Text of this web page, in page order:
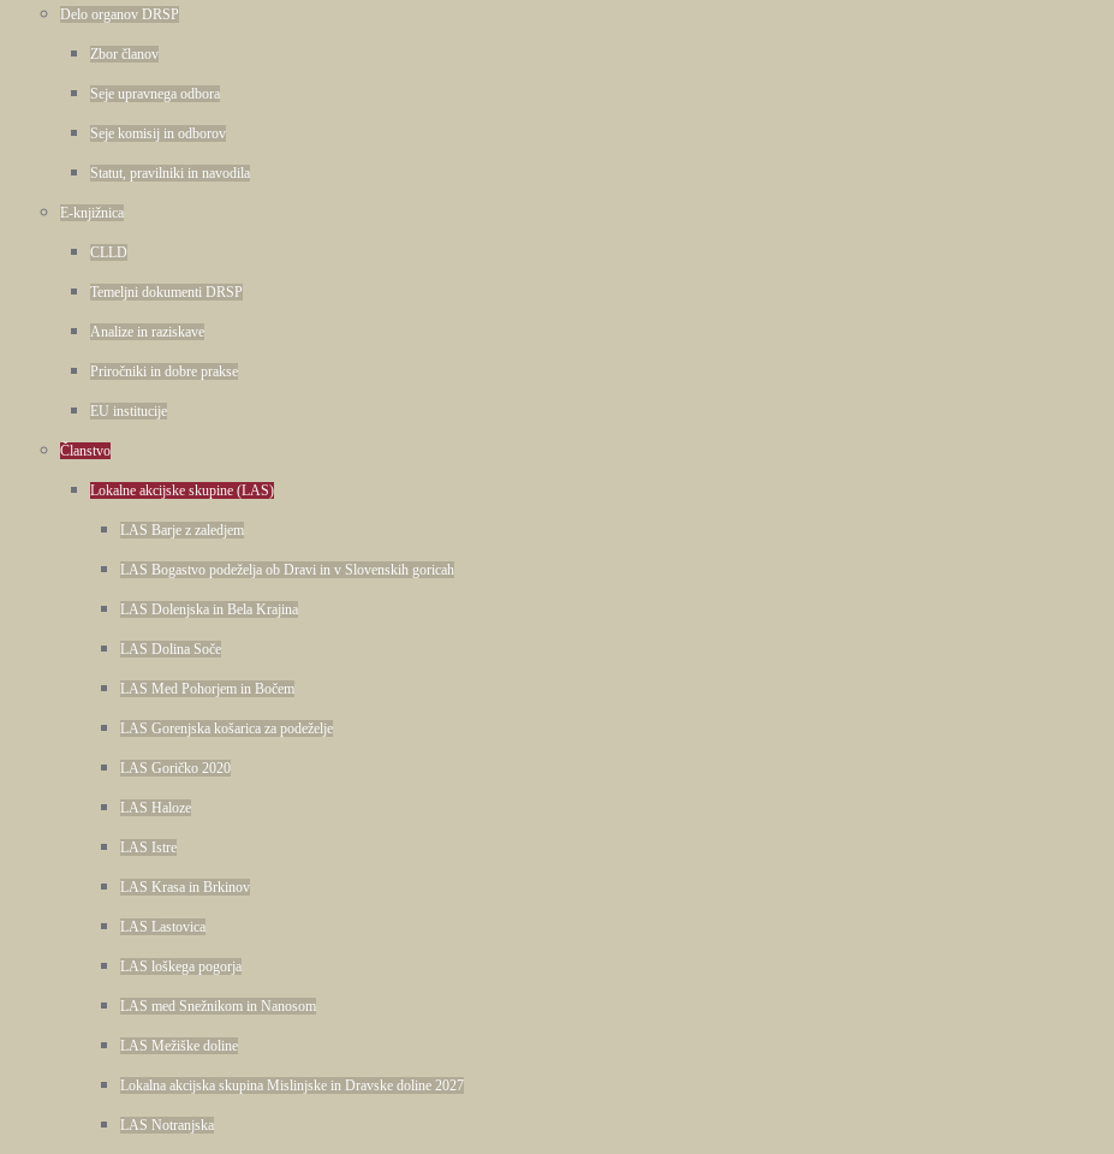
Delo organov DRSP
Zbor članov
Seje upravnega odbora
Seje komisij in odborov
Statut, pravilniki in navodila
E-knjižnica
CLLD
Temeljni dokumenti DRSP
Analize in raziskave
Priročniki in dobre prakse
EU institucije
Članstvo
Lokalne akcijske skupine (LAS)
LAS Barje z zaledjem
LAS Bogastvo podeželja ob Dravi in v Slovenskih goricah
LAS Dolenjska in Bela Krajina
LAS Dolina Soče
LAS Med Pohorjem in Bočem
LAS Gorenjska košarica za podeželje
LAS Goričko 2020
LAS Haloze
LAS Istre
LAS Krasa in Brkinov
LAS Lastovica
LAS loškega pogorja
LAS med Snežnikom in Nanosom
LAS Mežiške doline
Lokalna akcijska skupina Mislinjske in Dravske doline 2027
LAS Notranjska